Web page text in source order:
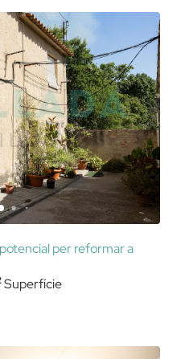
per reformar a
Superfície